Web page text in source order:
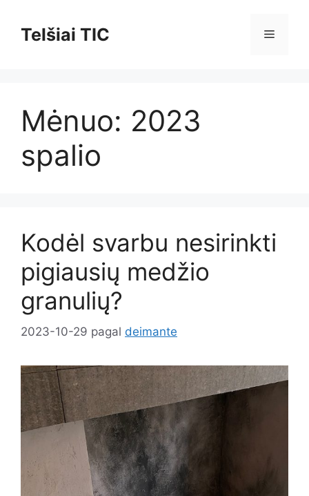
turinioTelšiai TIC Meniu
Mėnuo: 2023
spalio
Kodėl svarbu nesirinkti
pigiausių medžio
granulių?
2023-10-29 pagal deimante